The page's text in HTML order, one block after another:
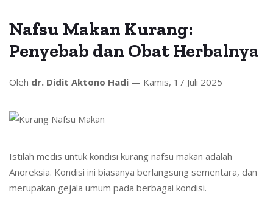
Nafsu Makan Kurang:
Penyebab dan Obat Herbalnya
Oleh dr. Didit Aktono Hadi — Kamis, 17 Juli 2025
Istilah medis untuk kondisi kurang nafsu makan adalah
Anoreksia. Kondisi ini biasanya berlangsung sementara, dan
merupakan gejala umum pada berbagai kondisi.